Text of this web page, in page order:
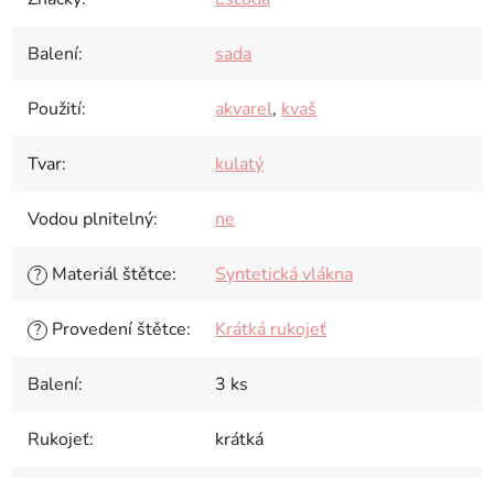
Balení: sada
Použití: akvarel, kvaš
Tvar: kulatý
Vodou plnitelný: ne
? Materiál štětce: Syntetická vlákna
? Provedení štětce: Krátká rukojeť
Balení: 3 ks
Rukojeť: krátká